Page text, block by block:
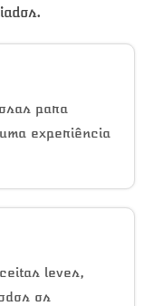
para
experiência
leves,
os